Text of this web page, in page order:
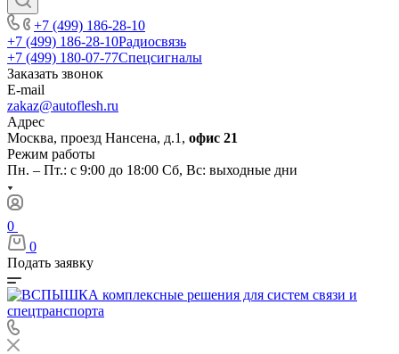
+7 (499) 186-28-10
+7 (499) 186-28-10Радиосвязь
+7 (499) 180-07-77Спецсигналы
Заказать звонок
E-mail
zakaz@autoflesh.ru
Адрес
Москва, проезд Нансена, д.1, офис 21
Режим работы
Пн. – Пт.: с 9:00 до 18:00 Cб, Вс: выходные дни
0
0
Подать заявку